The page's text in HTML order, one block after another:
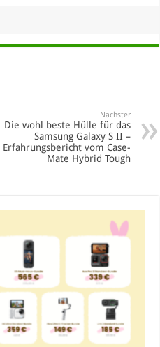
Nächster
Die wohl beste Hülle für das
Samsung Galaxy S II –
Erfahrungsbericht vom Case-
Mate Hybrid Tough